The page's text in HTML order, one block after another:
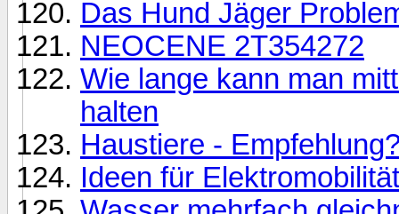
Das Hund Jäger
NEOCENE 2T354272
Wie lange kann man
halten
Haustiere -
Ideen für Elektromobilität